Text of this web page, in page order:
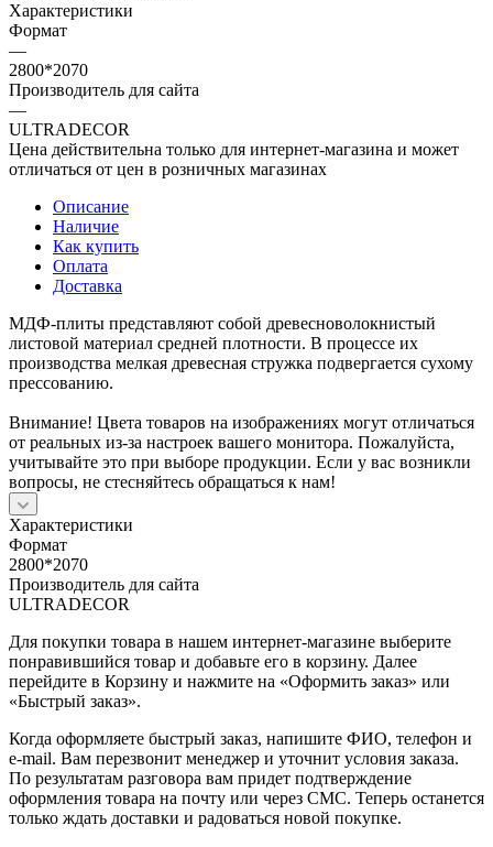
Характеристики
Формат
—
2800*2070
Производитель для сайта
—
ULTRADECOR
Цена действительна только для интернет-магазина и может
отличаться от цен в розничных магазинах
Описание
Наличие
Как купить
Оплата
Доставка
МДФ-плиты представляют собой древесноволокнистый
листовой материал средней плотности. В процессе их
производства мелкая древесная стружка подвергается сухому
прессованию.
Внимание! Цвета товаров на изображениях могут отличаться
от реальных из-за настроек вашего монитора. Пожалуйста,
учитывайте это при выборе продукции. Если у вас возникли
вопросы, не стесняйтесь обращаться к нам!
Характеристики
Формат
2800*2070
Производитель для сайта
ULTRADECOR
Для покупки товара в нашем интернет-магазине выберите
понравившийся товар и добавьте его в корзину. Далее
перейдите в Корзину и нажмите на «Оформить заказ» или
«Быстрый заказ».
Когда оформляете быстрый заказ, напишите ФИО, телефон и
e-mail. Вам перезвонит менеджер и уточнит условия заказа.
По результатам разговора вам придет подтверждение
оформления товара на почту или через СМС. Теперь останется
только ждать доставки и радоваться новой покупке.